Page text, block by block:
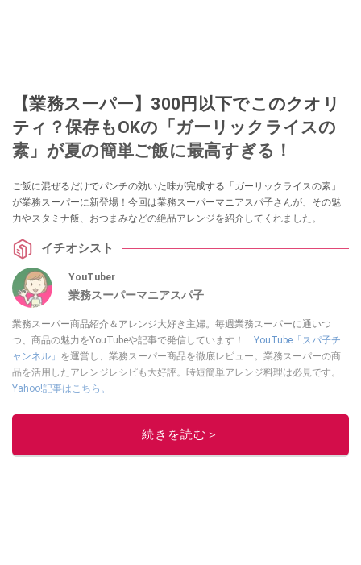
【業務スーパー】300円以下でこのクオリ
ティ？保存もOKの「ガーリックライスの
素」が夏の簡単ご飯に最高すぎる！
ご飯に混ぜるだけでパンチの効いた味が完成する「ガーリックライスの素」
が業務スーパーに新登場！今回は業務スーパーマニアスパ子さんが、その魅
力やスタミナ飯、おつまみなどの絶品アレンジを紹介してくれました。
イチオシスト
YouTuber
業務スーパーマニアスパ子
業務スーパー商品紹介＆アレンジ大好き主婦。毎週業務スーパーに通いつ
つ、商品の魅力をYouTubeや記事で発信しています！ YouTube「スパ子チ
ャンネル」 を運営し、業務スーパー商品を徹底レビュー。業務スーパーの商
品を活用したアレンジレシピも大好評。時短簡単アレンジ料理は必見です。
Yahoo!記事はこちら。
このイチオシストの他の記事を読む
続きを読む＞